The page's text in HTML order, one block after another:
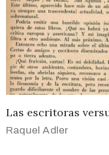
Las escritoras
Raquel Adler